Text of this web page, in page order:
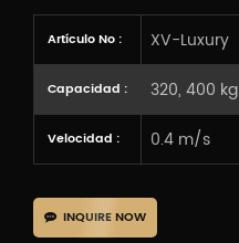
Artículo No : XV-Luxury
Capacidad : 320, 400 kg
Velocidad : 0.4 m/s
INQUIRE NOW